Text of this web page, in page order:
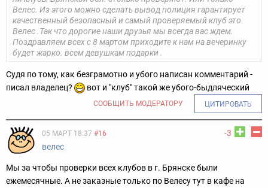
Велес. Из этого можно сделать вывод полиция гарантирует
качественный безопасный и самый проверяемый клуб это
Велес .Так что дорогие наши друзья мы всегда вас ждем.
Поздравляем всех с 8 мартом приходите к нам на вечеринку
будет жарко. всем девушкам подарки .
Судя по тому, как безграмотно и убого написан комментарий -
писал владелец?
вот и "клуб" такой же убого-быдляческий
СООБЩИТЬ МОДЕРАТОРУ ЦИТИРОВАТЬ
-3
05 МАРТ 18:37 #16
велес
Мы за чтобы проверки всех клубов в г. Брянске были
ежемесячные. А не заказные только по Велесу тут в кафе на